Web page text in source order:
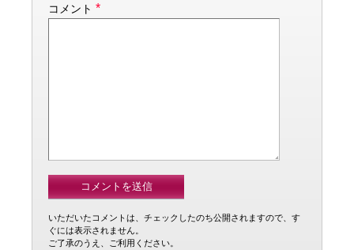
コメント *
いただいたコメントは、チェックしたのち公開されますので、す
ぐには表示されません。
ご了承のうえ、ご利用ください。